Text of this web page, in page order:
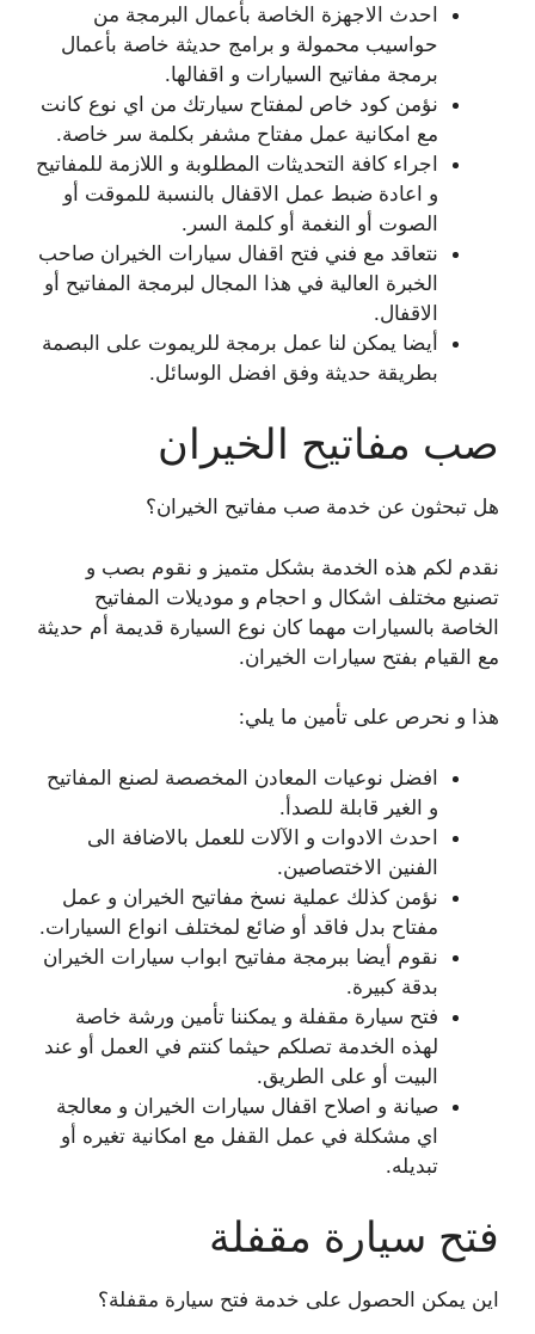
احدث الاجهزة الخاصة بأعمال البرمجة من
حواسيب محمولة و برامج حديثة خاصة بأعمال
برمجة مفاتيح السيارات و اقفالها.
نؤمن كود خاص لمفتاح سيارتك من اي نوع كانت
مع امكانية عمل مفتاح مشفر بكلمة سر خاصة.
اجراء كافة التحديثات المطلوبة و اللازمة للمفاتيح
و اعادة ضبط عمل الاقفال بالنسبة للموقت أو
الصوت أو النغمة أو كلمة السر.
نتعاقد مع فني فتح اقفال سيارات الخيران صاحب
الخبرة العالية في هذا المجال لبرمجة المفاتيح أو
الاقفال.
أيضا يمكن لنا عمل برمجة للريموت على البصمة
بطريقة حديثة وفق افضل الوسائل.
صب مفاتيح الخيران
هل تبحثون عن خدمة صب مفاتيح الخيران؟
نقدم لكم هذه الخدمة بشكل متميز و نقوم بصب و
تصنيع مختلف اشكال و احجام و موديلات المفاتيح
الخاصة بالسيارات مهما كان نوع السيارة قديمة أم حديثة
مع القيام بفتح سيارات الخيران.
هذا و نحرص على تأمين ما يلي:
افضل نوعيات المعادن المخصصة لصنع المفاتيح
و الغير قابلة للصدأ.
احدث الادوات و الآلات للعمل بالاضافة الى
الفنين الاختصاصين.
نؤمن كذلك عملية نسخ مفاتيح الخيران و عمل
مفتاح بدل فاقد أو ضائع لمختلف انواع السيارات.
نقوم أيضا ببرمجة مفاتيح ابواب سيارات الخيران
بدقة كبيرة.
فتح سيارة مقفلة و يمكننا تأمين ورشة خاصة
لهذه الخدمة تصلكم حيثما كنتم في العمل أو عند
البيت أو على الطريق.
صيانة و اصلاح اقفال سيارات الخيران و معالجة
اي مشكلة في عمل القفل مع امكانية تغيره أو
تبديله.
فتح سيارة مقفلة
اين يمكن الحصول على خدمة فتح سيارة مقفلة؟